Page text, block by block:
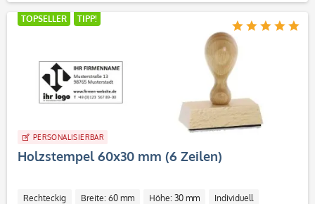
TOPSELLER TIPP!
PERSONALISIERBAR
Holzstempel 60x30 mm (6 Zeilen)
Rechteckig Breite: 60 mm Höhe: 30 mm Individuell